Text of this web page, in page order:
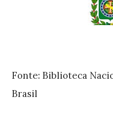
Fonte: Biblioteca
Brasil